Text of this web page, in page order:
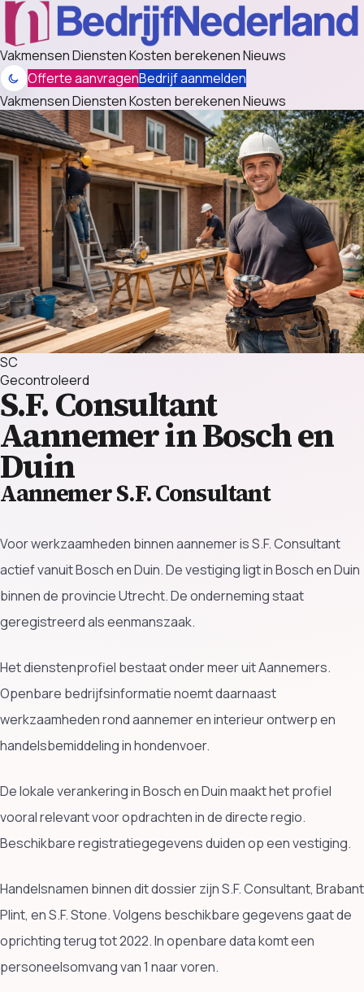
VakmensenDienstenKosten berekenenNieuws
Offerte aanvragenBedrijf aanmelden
VakmensenDienstenKosten berekenenNieuws
SC
Gecontroleerd
S.F. Consultant
Aannemer in Bosch en
Duin
Aannemer S.F. Consultant
Voor werkzaamheden binnen aannemer is S.F. Consultant
actief vanuit Bosch en Duin. De vestiging ligt in Bosch en Duin
binnen de provincie Utrecht. De onderneming staat
geregistreerd als eenmanszaak.
Het dienstenprofiel bestaat onder meer uit Aannemers.
Openbare bedrijfsinformatie noemt daarnaast
werkzaamheden rond aannemer en interieur ontwerp en
handelsbemiddeling in hondenvoer.
De lokale verankering in Bosch en Duin maakt het profiel
vooral relevant voor opdrachten in de directe regio.
Beschikbare registratiegegevens duiden op een vestiging.
Handelsnamen binnen dit dossier zijn S.F. Consultant, Brabant
Plint, en S.F. Stone. Volgens beschikbare gegevens gaat de
oprichting terug tot 2022. In openbare data komt een
personeelsomvang van 1 naar voren.